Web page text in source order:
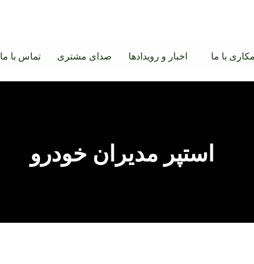
با ما اخبار و رویدادها صدای مشتری تماس با ما
استپر مدیران خودرو